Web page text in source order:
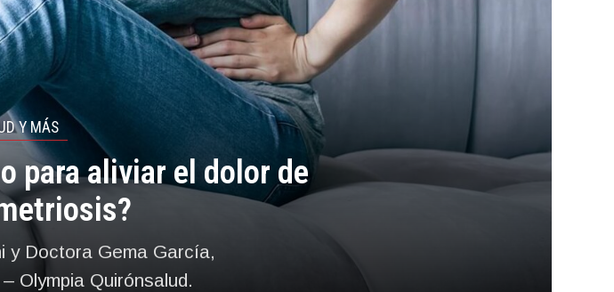
Y MÁS
para aliviar el dolor de
y Doctora Gema García,
Olympia Quirónsalud.